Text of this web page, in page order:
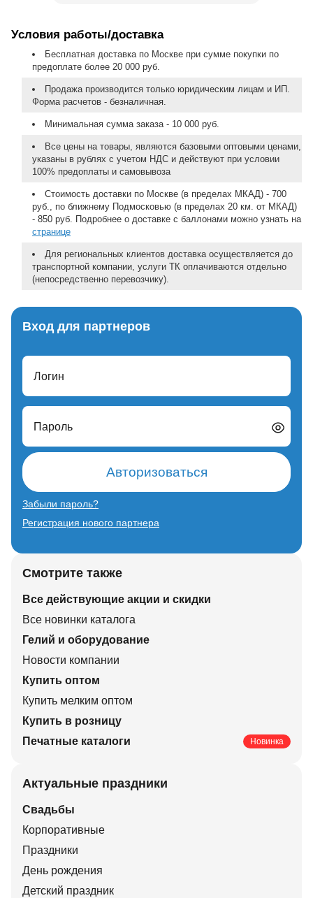
Условия работы/доставка
Бесплатная доставка по Москве при сумме покупки по
предоплате более 20 000 руб.
Продажа производится только юридическим лицам и ИП.
Форма расчетов - безналичная.
Минимальная сумма заказа - 10 000 руб.
Все цены на товары, являются базовыми оптовыми ценами,
указаны в рублях с учетом НДС и действуют при условии
100% предоплаты и самовывоза
Стоимость доставки по Москве (в пределах МКАД) - 700
руб., по ближнему Подмосковью (в пределах 20 км. от МКАД)
- 850 руб. Подробнее о доставке с баллонами можно узнать на
странице
Для региональных клиентов доставка осуществляется до
транспортной компании, услуги ТК оплачиваются отдельно
(непосредственно перевозчику).
Вход для партнеров
Логин
Пароль
Авторизоваться
Забыли пароль?
Регистрация нового партнера
Смотрите также
Все действующие акции и скидки
Все новинки каталога
Гелий и оборудование
Новости компании
Купить оптом
Купить мелким оптом
Купить в розницу
Печатные каталоги
Новинка
Актуальные праздники
Свадьбы
Корпоративные
Праздники
День рождения
Детский праздник